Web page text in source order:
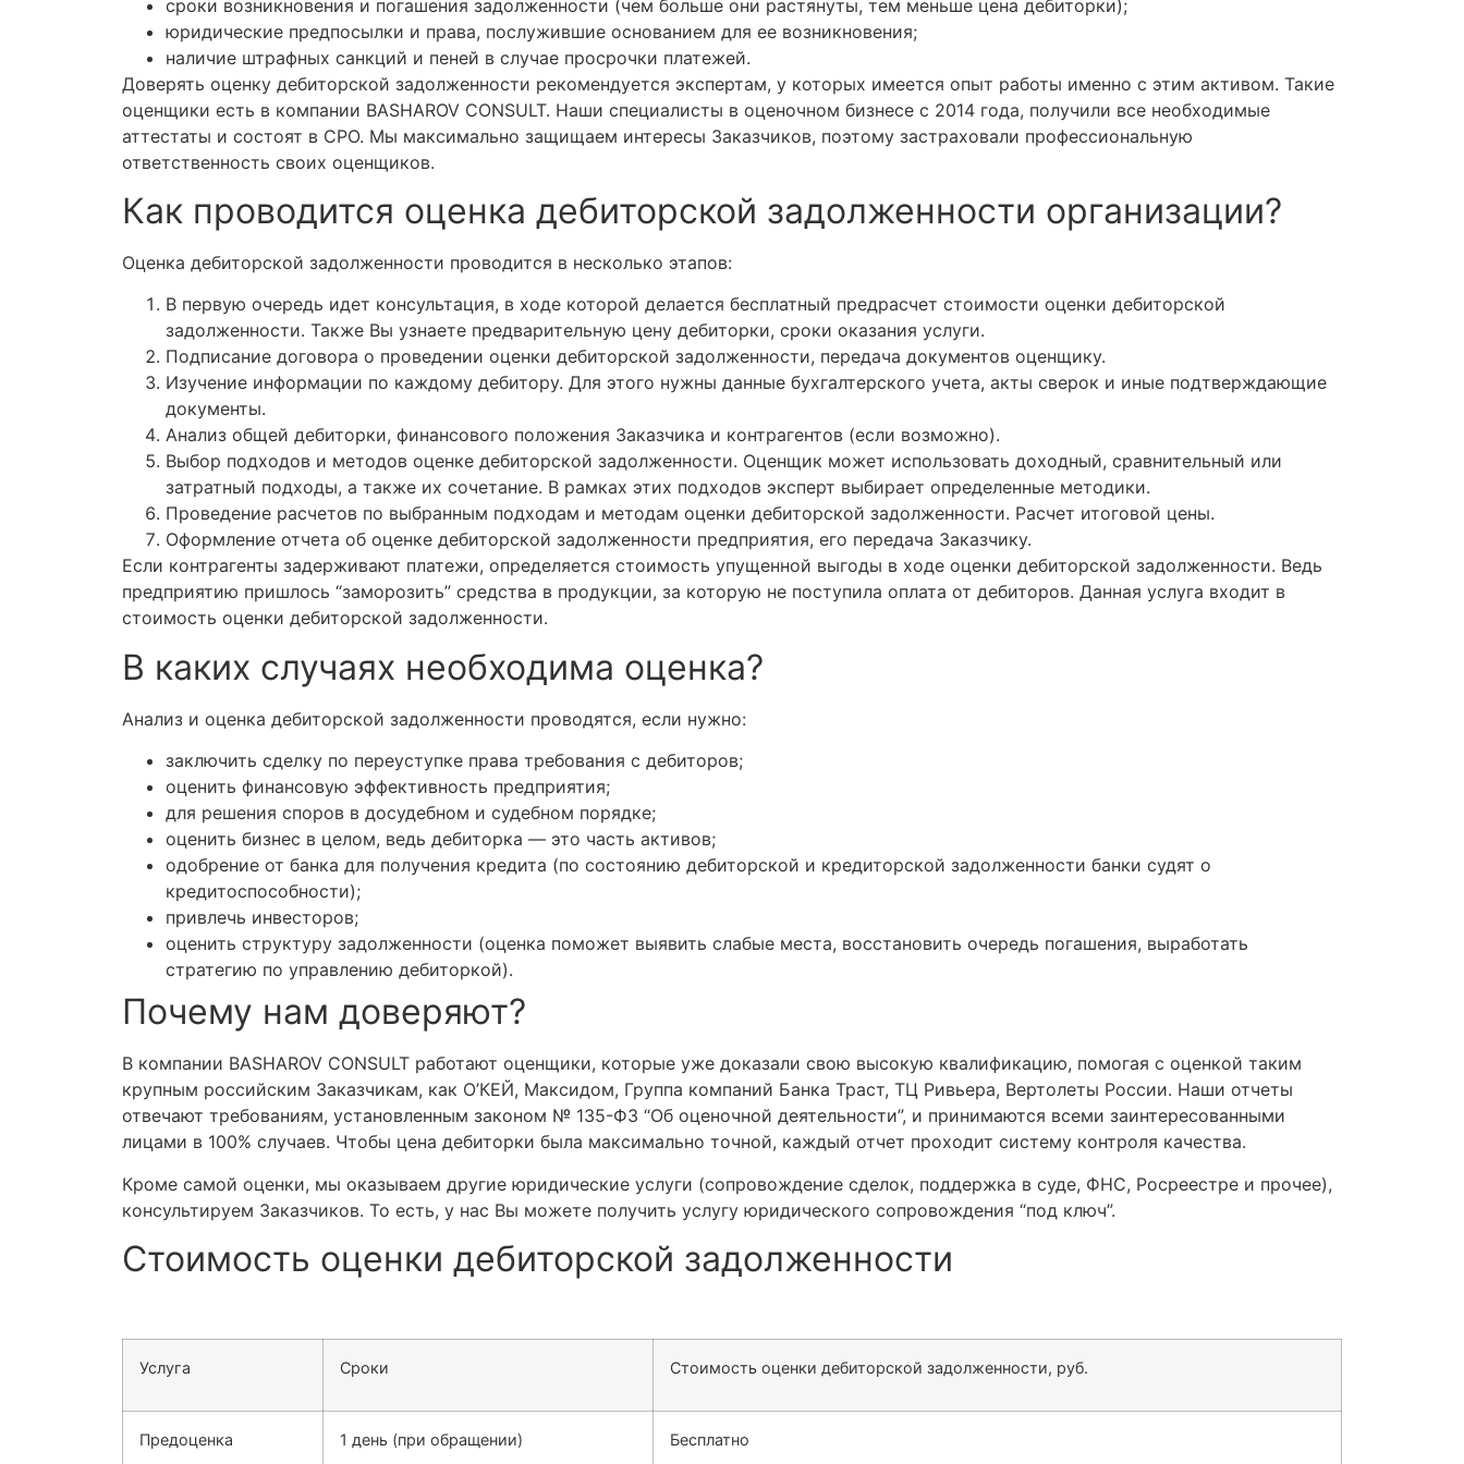
сроки возникновения и погашения задолженности (чем больше они растянуты, тем меньше цена дебиторки);
юридические предпосылки и права, послужившие основанием для ее возникновения;
наличие штрафных санкций и пеней в случае просрочки платежей.
Доверять оценку дебиторской задолженности рекомендуется экспертам, у которых имеется опыт работы именно с этим активом. Такие
оценщики есть в компании BASHAROV CONSULT. Наши специалисты в оценочном бизнесе с 2014 года, получили все необходимые
аттестаты и состоят в СРО. Мы максимально защищаем интересы Заказчиков, поэтому застраховали профессиональную
ответственность своих оценщиков.
Как проводится оценка дебиторской задолженности организации?
Оценка дебиторской задолженности проводится в несколько этапов:
В первую очередь идет консультация, в ходе которой делается бесплатный предрасчет стоимости оценки дебиторской
задолженности. Также Вы узнаете предварительную цену дебиторки, сроки оказания услуги.
Подписание договора о проведении оценки дебиторской задолженности, передача документов оценщику.
Изучение информации по каждому дебитору. Для этого нужны данные бухгалтерского учета, акты сверок и иные подтверждающие
документы.
Анализ общей дебиторки, финансового положения Заказчика и контрагентов (если возможно).
Выбор подходов и методов оценке дебиторской задолженности. Оценщик может использовать доходный, сравнительный или
затратный подходы, а также их сочетание. В рамках этих подходов эксперт выбирает определенные методики.
Проведение расчетов по выбранным подходам и методам оценки дебиторской задолженности. Расчет итоговой цены.
Оформление отчета об оценке дебиторской задолженности предприятия, его передача Заказчику.
Если контрагенты задерживают платежи, определяется стоимость упущенной выгоды в ходе оценки дебиторской задолженности. Ведь
предприятию пришлось “заморозить” средства в продукции, за которую не поступила оплата от дебиторов. Данная услуга входит в
стоимость оценки дебиторской задолженности.
В каких случаях необходима оценка?
Анализ и оценка дебиторской задолженности проводятся, если нужно:
заключить сделку по переуступке права требования с дебиторов;
оценить финансовую эффективность предприятия;
для решения споров в досудебном и судебном порядке;
оценить бизнес в целом, ведь дебиторка — это часть активов;
одобрение от банка для получения кредита (по состоянию дебиторской и кредиторской задолженности банки судят о
кредитоспособности);
привлечь инвесторов;
оценить структуру задолженности (оценка поможет выявить слабые места, восстановить очередь погашения, выработать
стратегию по управлению дебиторкой).
Почему нам доверяют?
В компании BASHAROV CONSULT работают оценщики, которые уже доказали свою высокую квалификацию, помогая с оценкой таким
крупным российским Заказчикам, как О’КЕЙ, Максидом, Группа компаний Банка Траст, ТЦ Ривьера, Вертолеты России. Наши отчеты
отвечают требованиям, установленным законом № 135-ФЗ “Об оценочной деятельности”, и принимаются всеми заинтересованными
лицами в 100% случаев. Чтобы цена дебиторки была максимально точной, каждый отчет проходит систему контроля качества.
Кроме самой оценки, мы оказываем другие юридические услуги (сопровождение сделок, поддержка в суде, ФНС, Росреестре и прочее),
консультируем Заказчиков. То есть, у нас Вы можете получить услугу юридического сопровождения “под ключ”.
Стоимость оценки дебиторской задолженности
Услуга Сроки Стоимость оценки дебиторской задолженности, руб.
Предоценка 1 день (при обращении) Бесплатно